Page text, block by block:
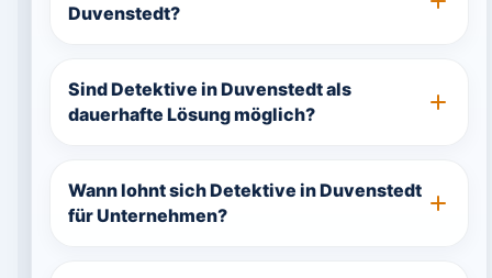
Duvenstedt?
Sind Detektive in Duvenstedt als
dauerhafte Lösung möglich?
Wann lohnt sich Detektive in Duvenstedt
für Unternehmen?